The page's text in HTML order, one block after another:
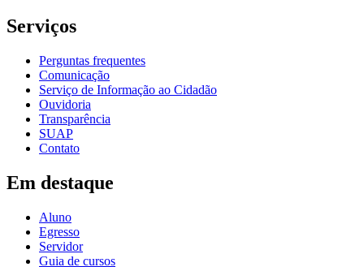
Serviços
Perguntas frequentes
Comunicação
Serviço de Informação ao Cidadão
Ouvidoria
Transparência
SUAP
Contato
Em destaque
Aluno
Egresso
Servidor
Guia de cursos